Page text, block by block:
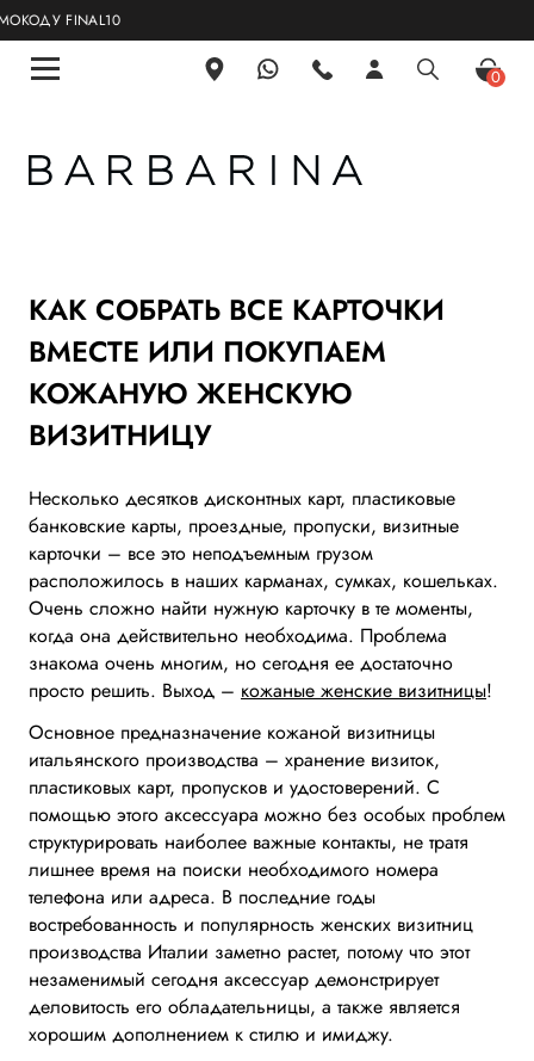
FINAL10
0
КАК СОБРАТЬ ВСЕ КАРТОЧКИ
ВМЕСТЕ ИЛИ ПОКУПАЕМ
КОЖАНУЮ ЖЕНСКУЮ
ВИЗИТНИЦУ
Несколько десятков дисконтных карт, пластиковые
банковские карты, проездные, пропуски, визитные
карточки – все это неподъемным грузом
расположилось в наших карманах, сумках, кошельках.
Очень сложно найти нужную карточку в те моменты,
когда она действительно необходима. Проблема
знакома очень многим, но сегодня ее достаточно
просто решить. Выход – кожаные женские визитницы!
Основное предназначение кожаной визитницы
итальянского производства – хранение визиток,
пластиковых карт, пропусков и удостоверений. С
помощью этого аксессуара можно без особых проблем
структурировать наиболее важные контакты, не тратя
лишнее время на поиски необходимого номера
телефона или адреса. В последние годы
востребованность и популярность женских визитниц
производства Италии заметно растет, потому что этот
незаменимый сегодня аксессуар демонстрирует
деловитость его обладательницы, а также является
хорошим дополнением к стилю и имиджу.